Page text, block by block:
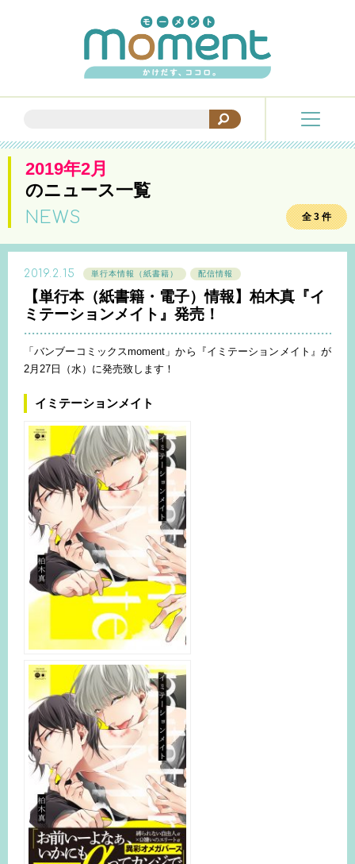
2019年2月
のニュース一覧
NEWS 全 3 件
2019.2.15 単行本情報（紙書籍） 配信情報
【単行本（紙書籍・電子）情報】柏木真『イ
ミテーションメイト』発売！
「バンブーコミックスmoment」から『イミテーションメイト』が
2月27日（水）に発売致します！
イミテーションメイト